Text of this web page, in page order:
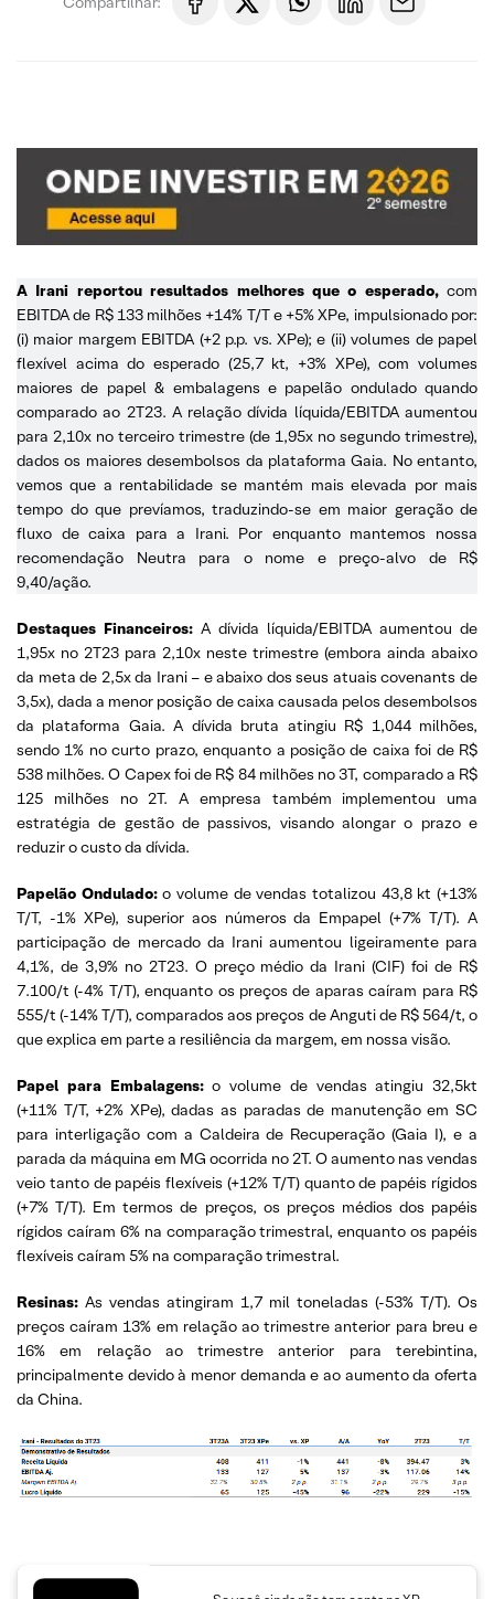
A Irani reportou resultados melhores que o esperado,com
EBITDA de R$ 133 milhões +14% T/T e +5% XPe, impulsionado por:
(i) maior margem EBITDA (+2 p.p. vs. XPe); e (ii) volumes de papel
flexível acima do esperado (25,7 kt, +3% XPe), com volumes
maiores de papel & embalagens e papelão ondulado quando
comparado ao 2T23. A relação dívida líquida/EBITDA aumentou
para 2,10x no terceiro trimestre (de 1,95x no segundo trimestre),
dados os maiores desembolsos da plataforma Gaia. No entanto,
vemos que a rentabilidade se mantém mais elevada por mais
tempo do que prevíamos, traduzindo-se em maior geração de
fluxo de caixa para a Irani. Por enquanto mantemos nossa
recomendação Neutra para o nome e preço-alvo de R$
9,40/ação.
Destaques Financeiros: A dívida líquida/EBITDA aumentou de
1,95x no 2T23 para 2,10x neste trimestre (embora ainda abaixo
da meta de 2,5x da Irani – e abaixo dos seus atuais covenants de
3,5x), dada a menor posição de caixa causada pelos desembolsos
da plataforma Gaia. A dívida bruta atingiu R$ 1,044 milhões,
sendo 1% no curto prazo, enquanto a posição de caixa foi de R$
538 milhões. O Capex foi de R$ 84 milhões no 3T, comparado a R$
125 milhões no 2T. A empresa também implementou uma
estratégia de gestão de passivos, visando alongar o prazo e
reduzir o custo da dívida.
Papelão Ondulado:o volume de vendas totalizou 43,8 kt (+13%
T/T, -1% XPe), superior aos números da Empapel (+7% T/T). A
participação de mercado da Irani aumentou ligeiramente para
4,1%, de 3,9% no 2T23. O preço médio da Irani (CIF) foi de R$
7.100/t (-4% T/T), enquanto os preços de aparas caíram para R$
555/t (-14% T/T), comparados aos preços de Anguti de R$ 564/t, o
que explica em parte a resiliência da margem, em nossa visão.
Papel para Embalagens:o volume de vendas atingiu 32,5kt
(+11% T/T, +2% XPe), dadas as paradas de manutenção em SC
para interligação com a Caldeira de Recuperação (Gaia I), e a
parada da máquina em MG ocorrida no 2T. O aumento nas vendas
veio tanto de papéis flexíveis (+12% T/T) quanto de papéis rígidos
(+7% T/T). Em termos de preços, os preços médios dos papéis
rígidos caíram 6% na comparação trimestral, enquanto os papéis
flexíveis caíram 5% na comparação trimestral.
Resinas: As vendas atingiram 1,7 mil toneladas (-53% T/T). Os
preços caíram 13% em relação ao trimestre anterior para breu e
16% em relação ao trimestre anterior para terebintina,
principalmente devido à menor demanda e ao aumento da oferta
da China.